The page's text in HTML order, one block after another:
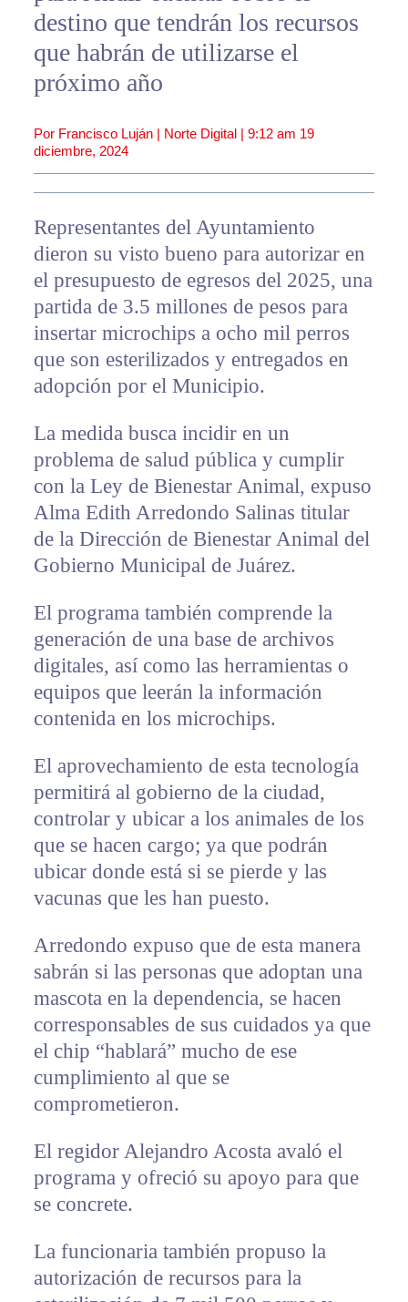
destino que tendrán los recursos
que habrán de utilizarse el
próximo año
Por Francisco Luján | Norte Digital | 9:12 am 19
diciembre, 2024
Representantes del Ayuntamiento
dieron su visto bueno para autorizar en
el presupuesto de egresos del 2025, una
partida de 3.5 millones de pesos para
insertar microchips a ocho mil perros
que son esterilizados y entregados en
adopción por el Municipio.
La medida busca incidir en un
problema de salud pública y cumplir
con la Ley de Bienestar Animal, expuso
Alma Edith Arredondo Salinas titular
de la Dirección de Bienestar Animal del
Gobierno Municipal de Juárez.
El programa también comprende la
generación de una base de archivos
digitales, así como las herramientas o
equipos que leerán la información
contenida en los microchips.
El aprovechamiento de esta tecnología
permitirá al gobierno de la ciudad,
controlar y ubicar a los animales de los
que se hacen cargo; ya que podrán
ubicar donde está si se pierde y las
vacunas que les han puesto.
Arredondo expuso que de esta manera
sabrán si las personas que adoptan una
mascota en la dependencia, se hacen
corresponsables de sus cuidados ya que
el chip “hablará” mucho de ese
cumplimiento al que se
comprometieron.
El regidor Alejandro Acosta avaló el
programa y ofreció su apoyo para que
se concrete.
La funcionaria también propuso la
autorización de recursos para la